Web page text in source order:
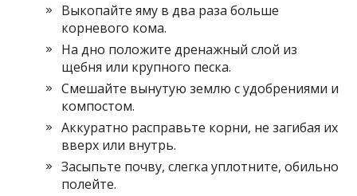
Выкопайте яму в два раза больше
корневого кома.
На дно положите дренажный слой из
щебня или крупного песка.
Смешайте вынутую землю с удобрениями и
компостом.
Аккуратно расправьте корни, не загибая их
вверх или внутрь.
Засыпьте почву, слегка уплотните, обильно
полейте.